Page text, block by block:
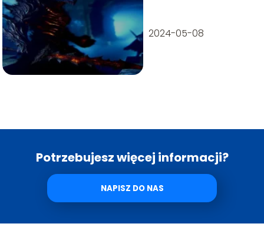
2024-05-08
Potrzebujesz więcej informacji?
NAPISZ DO NAS